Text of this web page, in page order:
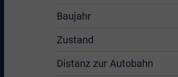
Baujahr
Zustand
Distanz zur Autobahn